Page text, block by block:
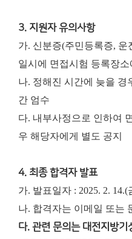
3. 지원자 유의사항
가. 신분증(주민등록증, 운
일시에 면접시험 등록장
나. 정해진 시간에 늦을 경
간 엄수
다. 내부사정으로 인하여
우 해당자에게 별도 공지
4. 최종 합격자 발표
가. 발표일자 : 2025. 2. 14.(
나. 합격자는 이메일 또는
다. 관련 문의는 대전지방